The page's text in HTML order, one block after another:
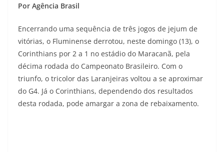
Por Agência Brasil
Encerrando uma sequência de três jogos de jejum de
vitórias, o Fluminense derrotou, neste domingo (13), o
Corinthians por 2 a 1 no estádio do Maracanã, pela
décima rodada do Campeonato Brasileiro. Com o
triunfo, o tricolor das Laranjeiras voltou a se aproximar
do G4. Já o Corinthians, dependendo dos resultados
desta rodada, pode amargar a zona de rebaixamento.